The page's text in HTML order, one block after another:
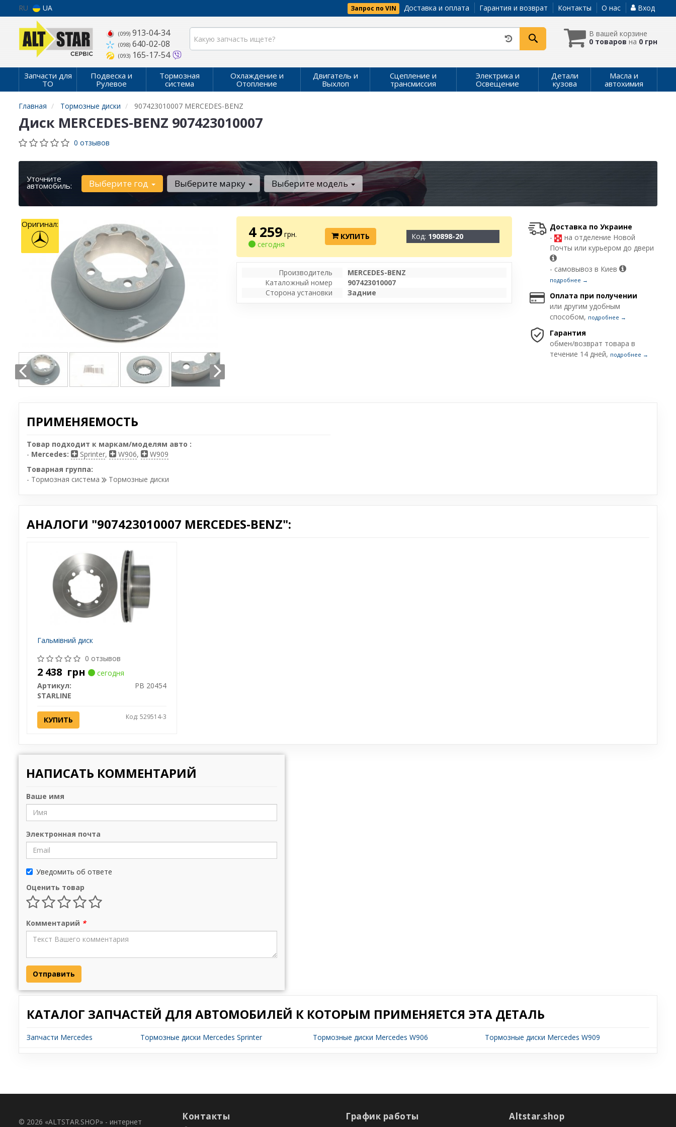
RU UA Запрос по VIN Доставка и оплата Гарантия и возврат Контакты О нас Вход
(099)913-04-34
(098)640-02-08
(093)165-17-54
В вашей корзине
0 товаров на 0 грн
Запчасти для
ТО
Подвеска и
Рулевое
Тормозная
система
Охлаждение и
Отопление
Двигатель и
Выхлоп
Сцепление и
трансмиссия
Электрика и
Освещение
Детали
кузова
Масла и
автохимия
Главная Тормозные диски 907423010007 MERCEDES-BENZ
Диск MERCEDES-BENZ 907423010007
0 отзывов
Уточните
автомобиль: Выберите год Выберите марку Выберите модель
Оригинал: 4 259 грн.
сегодня
КУПИТЬ Код: 190898-20
Производитель
MERCEDES-BENZ
Каталожный номер
907423010007
Сторона установки
Задние
Доставка по Украине
-
на отделение Новой
Почты или курьером до двери
- самовывоз в Киев
подробнее →
Оплата при получении
или другим удобным
способом, подробнее →
Гарантия
обмен/возврат товара в
течение 14 дней, подробнее →
ПРИМЕНЯЕМОСТЬ
Товар подходит к маркам/моделям авто :
- Mercedes: Sprinter, W906,
W909
Товарная группа:
- Тормозная система
Тормозные диски
АНАЛОГИ "907423010007 MERCEDES-BENZ":
Гальмівний диск
0 отзывов
2 438 грн
сегодня
Артикул:
PB 20454
STARLINE
КУПИТЬ Код: 529514-3
НАПИСАТЬ КОММЕНТАРИЙ
Ваше имя
Электронная почта
Уведомить об ответе
Оценить товар
Комментарий *
Отправить
КАТАЛОГ ЗАПЧАСТЕЙ ДЛЯ АВТОМОБИЛЕЙ К КОТОРЫМ ПРИМЕНЯЕТСЯ ЭТА ДЕТАЛЬ
Запчасти Mercedes Тормозные диски Mercedes Sprinter Тормозные диски Mercedes W906 Тормозные диски Mercedes W909
© 2026 «ALTSTAR.SHOP» - интернет Контакты График работы Altstar.shop